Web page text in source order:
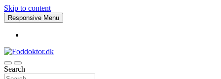
Skip to content
Responsive Menu
Foddoktor.dk
Search